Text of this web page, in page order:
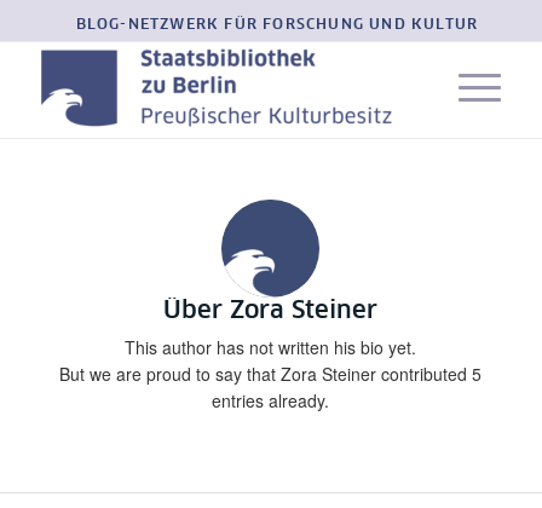
BLOG-NETZWERK FÜR FORSCHUNG UND KULTUR
ÜberZora Steiner
This author has not written his bio yet.
But we are proud to say thatZora Steiner contributed 5
entries already.